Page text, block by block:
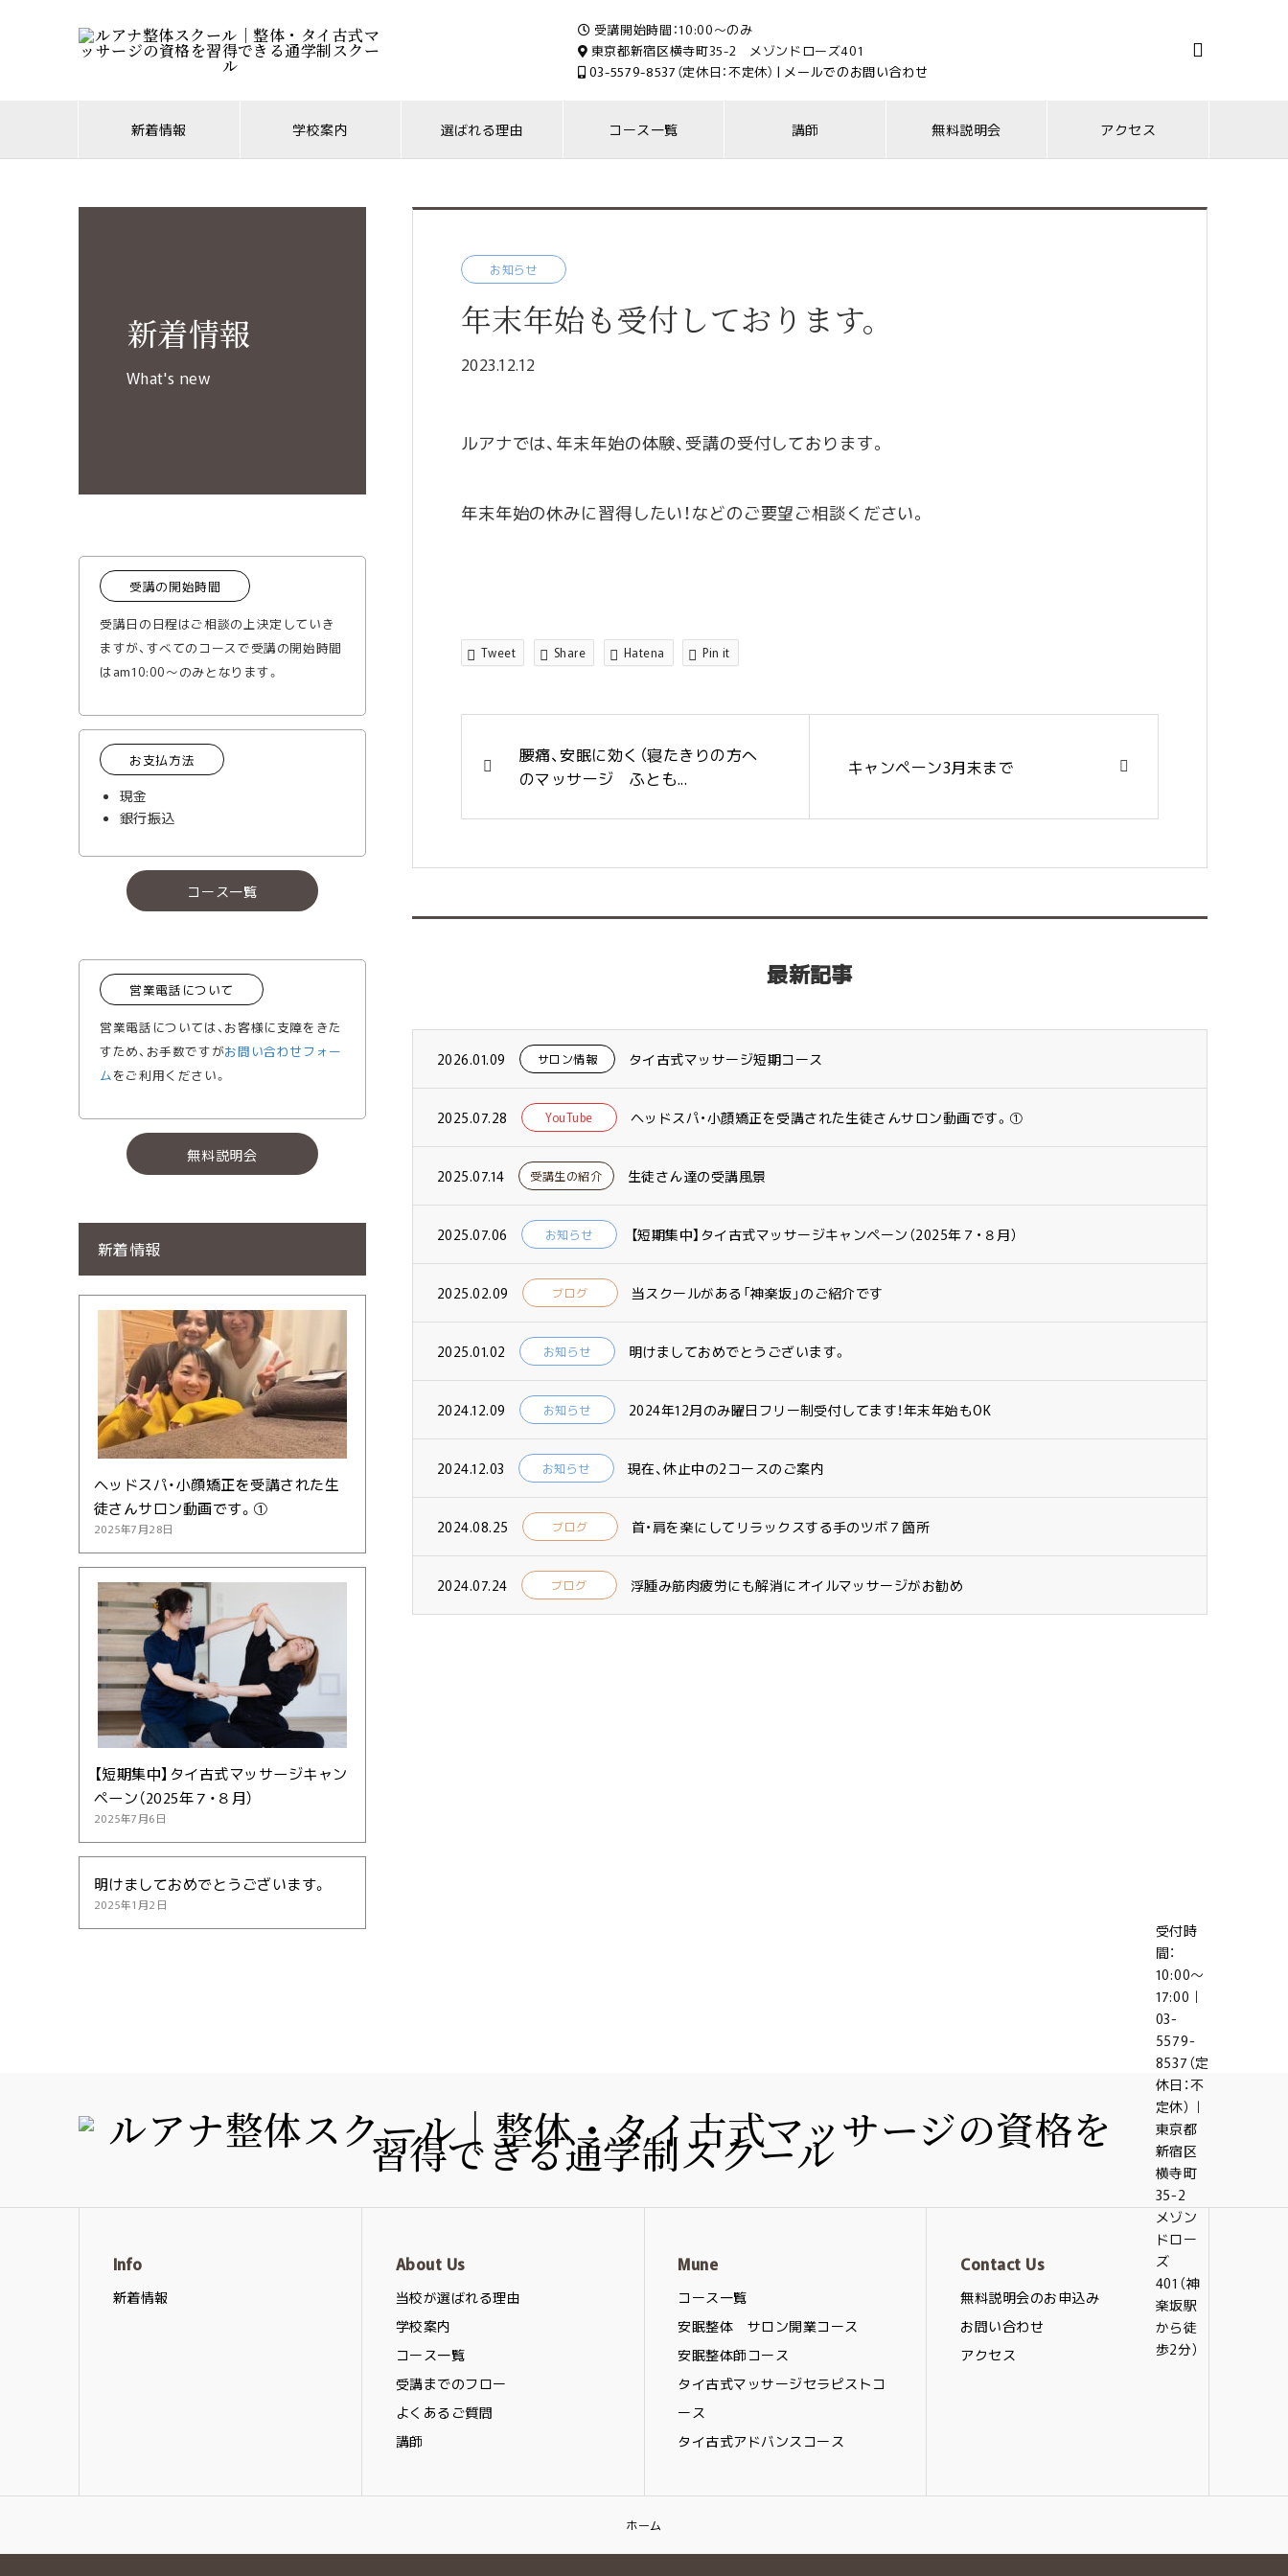
受講開始時間：10:00～のみ
東京都新宿区横寺町35-2 メゾンドローズ401
03-5579-8537 （定休日：不定休） | メールでのお問い合わせ

新着情報 学校案内 選ばれる理由 コース一覧 講師 無料説明会 アクセス
新着情報
What's new
お知らせ
年末年始も受付しております。
2023.12.12
ルアナでは、年末年始の体験、受講の受付しております。
年末年始の休みに習得したい！などのご要望ご相談ください。
Tweet Share Hatena Pin it
腰痛、安眠に効く（寝たきりの方へ
のマッサージ ふとも...
キャンペーン3月末まで
最新記事
2026.01.09 サロン情報 タイ古式マッサージ短期コース
2025.07.28 YouTube ヘッドスパ・小顔矯正を受講された生徒さんサロン動画です。①
2025.07.14 受講生の紹介 生徒さん達の受講風景
2025.07.06 お知らせ 【短期集中】タイ古式マッサージキャンペーン（2025年７・８月）
2025.02.09 ブログ 当スクールがある「神楽坂」のご紹介です
2025.01.02 お知らせ 明けましておめでとうございます。
2024.12.09 お知らせ 2024年12月のみ曜日フリー制受付してます！年末年始もOK
2024.12.03 お知らせ 現在、休止中の2コースのご案内
2024.08.25 ブログ 首・肩を楽にしてリラックスする手のツボ７箇所
2024.07.24 ブログ 浮腫み筋肉疲労にも解消にオイルマッサージがお勧め
受講の開始時間
受講日の日程はご相談の上決定していき
ますが、すべてのコースで受講の開始時間
はam10:00～のみとなります。
お支払方法
現金
銀行振込
コース一覧
営業電話について
営業電話については、お客様に支障をきた
すため、お手数ですがお問い合わせフォー
ムをご利用ください。
無料説明会
新着情報
ヘッドスパ・小顔矯正を受講された生
徒さんサロン動画です。①
2025年7月28日
【短期集中】タイ古式マッサージキャン
ペーン（2025年７・８月）
2025年7月6日
明けましておめでとうございます。
2025年1月2日
受付時
間：
10:00～
17:00｜
03-
5579-
8537（定
休日：不
定休）｜
東京都
新宿区
横寺町
35-2
メゾン
ドロー
ズ
401（神
楽坂駅
から徒
歩2分）
Info
新着情報
About Us
当校が選ばれる理由
学校案内
コース一覧
受講までのフロー
よくあるご質問
講師
Mune
コース一覧
安眠整体 サロン開業コース
安眠整体師コース
タイ古式マッサージセラピストコ
ース
タイ古式アドバンスコース
Contact Us
無料説明会のお申込み
お問い合わせ
アクセス
ホーム